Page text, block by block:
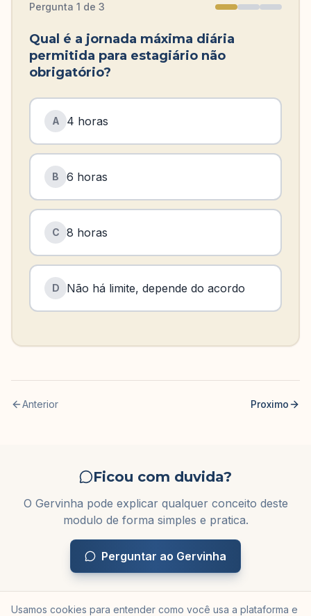
Pergunta 1 de 3
Qual é a jornada máxima diária
permitida para estagiário não
obrigatório?
A 4 horas
B 6 horas
C 8 horas
D Não há limite, depende do acordo
Anterior Proximo
Ficou com duvida?
O Gervinha pode explicar qualquer conceito deste
modulo de forma simples e pratica.
Perguntar ao Gervinha
Usamos cookies para entender como você usa a plataforma e